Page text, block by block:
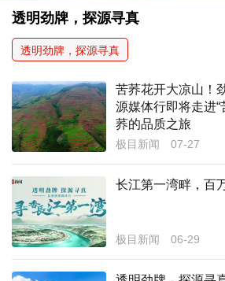
世相
环球
极客圈
经济
科教
健康
透明劲牌，探源寻真
透明劲牌，探源寻真
苦荞花开大凉山！
源媒体行即将走进“
荞的品质之旅
极目新闻 07-27
长江第一湾畔，百
极目新闻 06-29